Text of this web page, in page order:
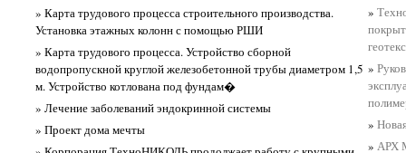
» Карта трудового процесса строительного производства.
Установка этажных колонн с помощью РШИ
» Карта трудового процесса. Устройство сборной
водопропускной круглой железобетонной трубы диаметром 1,5
м. Устройство котлована под фундам�
» Лечение заболеваний эндокринной системы
» Проект дома мечты
»
»
»
» АРХ